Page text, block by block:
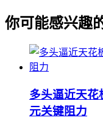
你可能感兴趣
多头逼近天花
元关键阻力